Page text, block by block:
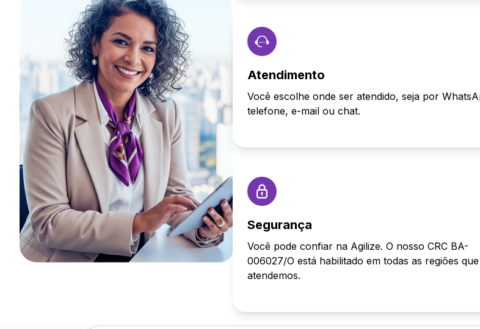
Atendimento
Você escolhe onde ser atendido, seja por
telefone, e-mail ou chat.
Segurança
Você pode confiar na Agilize. O nosso CRC BA-
006027/O está habilitado em todas as regiões que
atendemos.